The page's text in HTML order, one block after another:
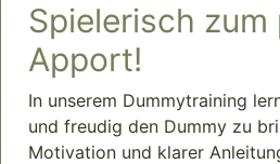
Spielerisch
Apport!
In unserem Dummytraining
und freudig den Dummy zu
Motivation und klarer